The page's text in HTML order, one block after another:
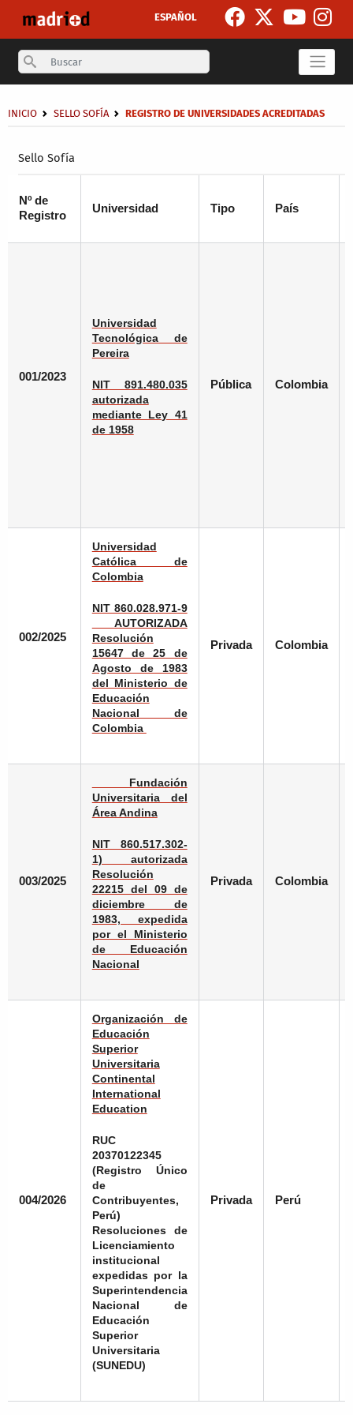
ESPAÑOL
Search
Sello Sofía
Breadcrumb
INICIO SELLO SOFÍA REGISTRO DE UNIVERSIDADES ACREDITADAS
Nº de
Registro
Universidad Tipo País
001/2023
Universidad
Tecnológica de
Pereira
NIT 891.480.035
autorizada
mediante Ley 41
de 1958
Pública Colombia
002/2025
Universidad
Católica de
Colombia
NIT 860.028.971-9
AUTORIZADA
Resolución
15647 de 25 de
Agosto de 1983
del Ministerio de
Educación
Nacional de
Colombia
Privada Colombia
003/2025
Fundación
Universitaria del
Área Andina
NIT 860.517.302-
1) autorizada
Resolución
22215 del 09 de
diciembre de
1983, expedida
por el Ministerio
de Educación
Nacional
Privada Colombia
004/2026
Organización de
Educación
Superior
Universitaria
Continental
International
Education
RUC
20370122345
(Registro Único
de
Contribuyentes,
Perú)
Resoluciones de
Licenciamiento
institucional
expedidas por la
Superintendencia
Nacional de
Educación
Superior
Universitaria
(SUNEDU)
Privada Perú